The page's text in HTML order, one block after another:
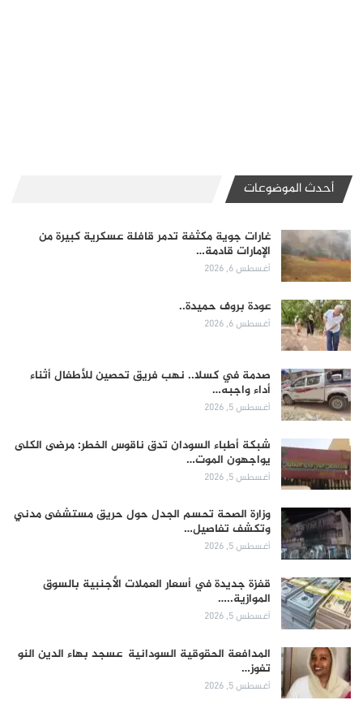
أحدث الموضوعات
غارات جوية مكثفة تدمر قافلة عسكرية كبيرة من
الإمارات قادمة…
أغسطس 6, 2026
عودة بروف حميدة..
أغسطس 6, 2026
صدمة في كسلا.. نهب فريق تحصين للأطفال أثناء
أداء واجبه…
أغسطس 5, 2026
شبكة أطباء السودان تدق ناقوس الخطر: مرضى الكلى
يواجهون الموت…
أغسطس 5, 2026
وزارة الصحة تحسم الجدل حول حريق مستشفى مدني
وتكشف تفاصيل…
أغسطس 5, 2026
قفزة جديدة في أسعار العملات الأجنبية بالسوق
الموازية..…
أغسطس 5, 2026
المدافعة الحقوقية السودانية عسجد بهاء الدين النو
تفوز…
أغسطس 5, 2026